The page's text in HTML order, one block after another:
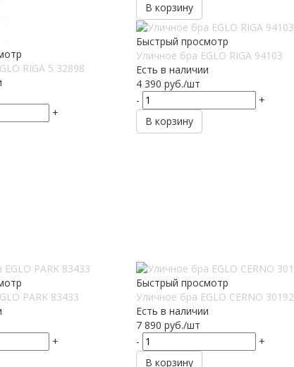
RIGA 5 32898
+
В корзину
Быстрый просмотр
Уличное бра EGLO RIGA 94103
Есть в наличии
4 390 руб./шт
-
+
В корзину
PARK 83433
+
Быстрый просмотр
Уличное бра EGLO CERNO 30192
Есть в наличии
7 890 руб./шт
-
+
В корзину